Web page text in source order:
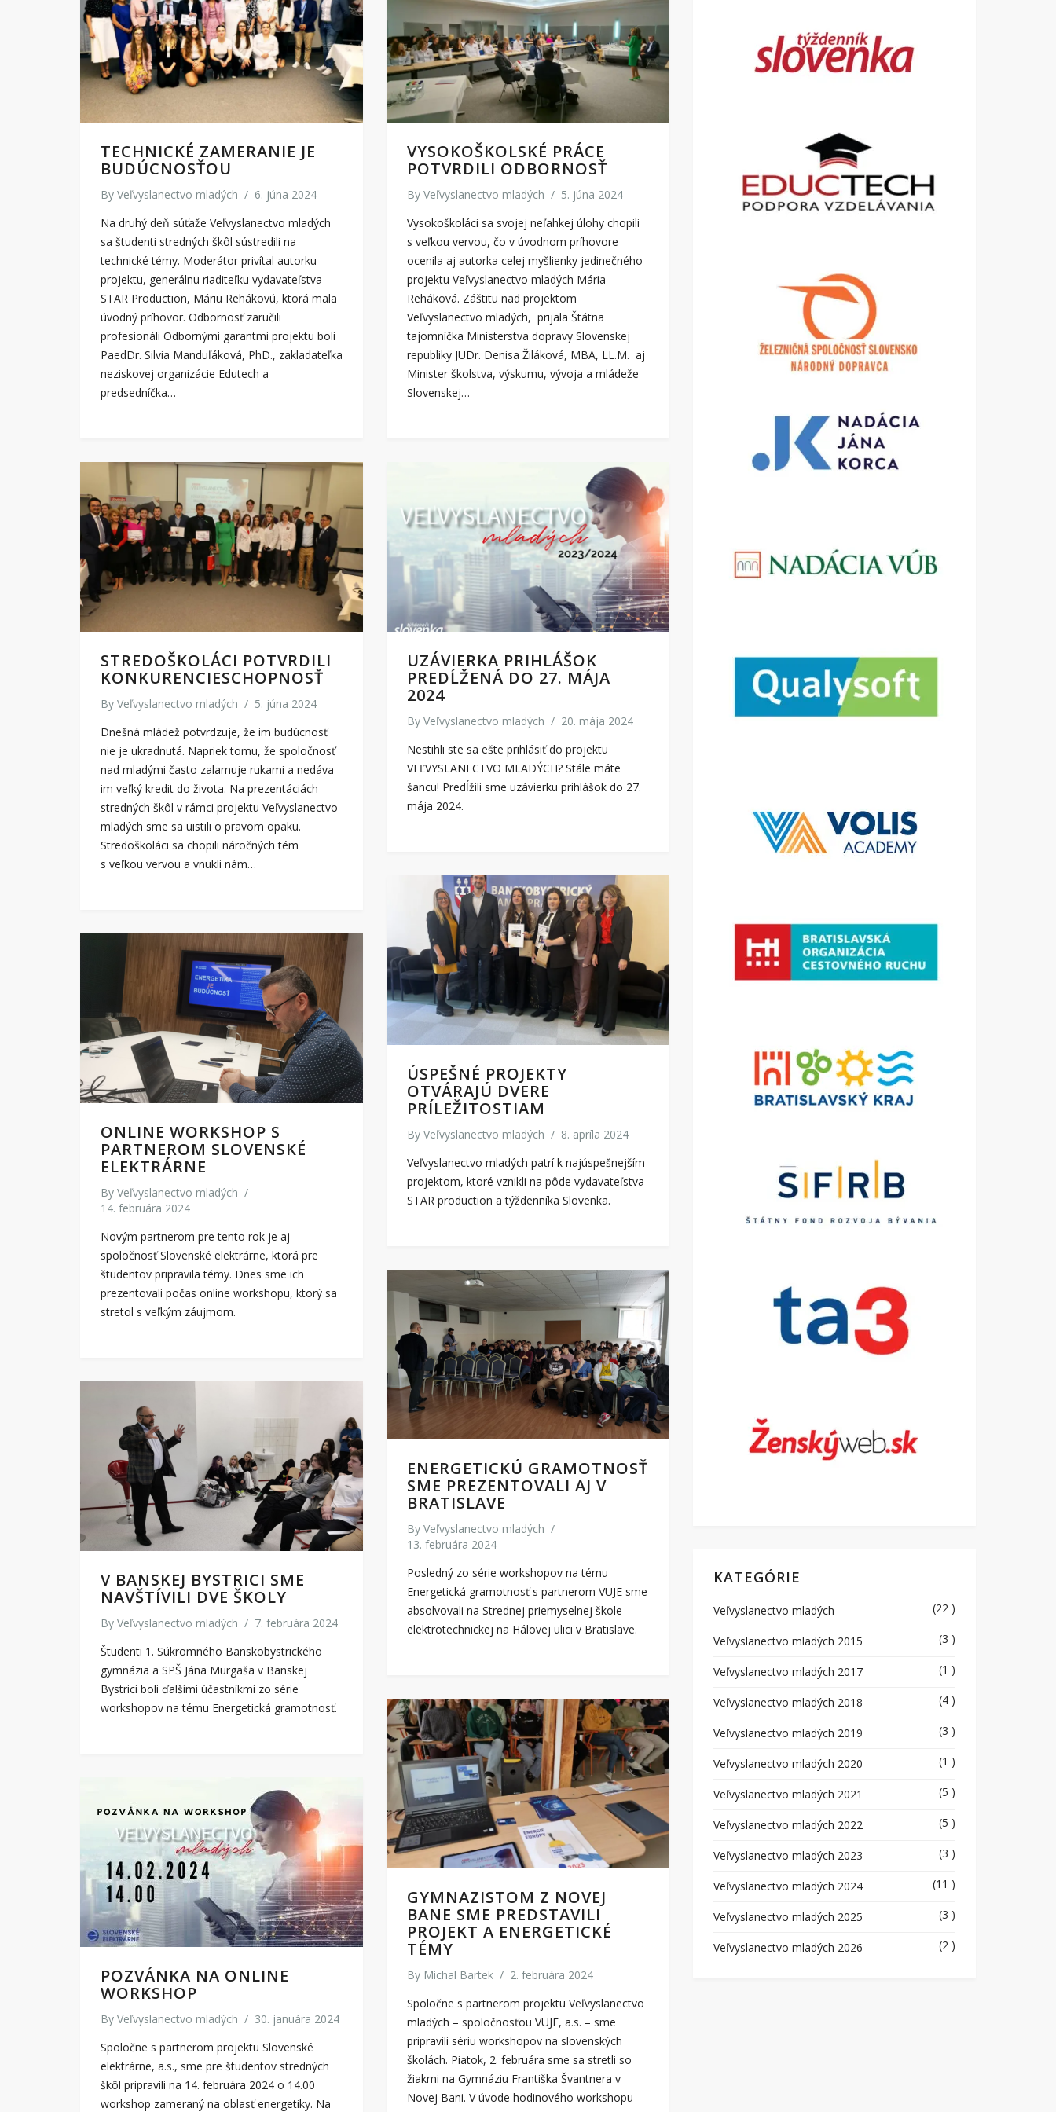
TECHNICKÉ ZAMERANIE JE
BUDÚCNOSŤOU
By Veľvyslanectvo mladých / 6. júna 2024
Na druhý deň súťaže Veľvyslanectvo mladých
sa študenti stredných škôl sústredili na
technické témy. Moderátor privítal autorku
projektu, generálnu riaditeľku vydavateľstva
STAR Production, Máriu Rehákovú, ktorá mala
úvodný príhovor. Odbornosť zaručili
profesionáli Odbornými garantmi projektu boli
PaedDr. Silvia Manduľáková, PhD., zakladateľka
neziskovej organizácie Edutech a
predsedníčka…
VYSOKOŠKOLSKÉ PRÁCE
POTVRDILI ODBORNOSŤ
By Veľvyslanectvo mladých / 5. júna 2024
Vysokoškoláci sa svojej neľahkej úlohy chopili
s veľkou vervou, čo v úvodnom príhovore
ocenila aj autorka celej myšlienky jedinečného
projektu Veľvyslanectvo mladých Mária
Reháková. Záštitu nad projektom
Veľvyslanectvo mladých, prijala Štátna
tajomníčka Ministerstva dopravy Slovenskej
republiky JUDr. Denisa Žiláková, MBA, LL.M. aj
Minister školstva, výskumu, vývoja a mládeže
Slovenskej…
STREDOŠKOLÁCI POTVRDILI
KONKURENCIESCHOPNOSŤ
By Veľvyslanectvo mladých / 5. júna 2024
Dnešná mládež potvrdzuje, že im budúcnosť
nie je ukradnutá. Napriek tomu, že spoločnosť
nad mladými často zalamuje rukami a nedáva
im veľký kredit do života. Na prezentáciách
stredných škôl v rámci projektu Veľvyslanectvo
mladých sme sa uistili o pravom opaku.
Stredoškoláci sa chopili náročných tém
s veľkou vervou a vnukli nám…
UZÁVIERKA PRIHLÁŠOK
PREDĹŽENÁ DO 27. MÁJA
2024
By Veľvyslanectvo mladých / 20. mája 2024
Nestihli ste sa ešte prihlásiť do projektu
VEĽVYSLANECTVO MLADÝCH? Stále máte
šancu! Predĺžili sme uzávierku prihlášok do 27.
mája 2024.
ÚSPEŠNÉ PROJEKTY
OTVÁRAJÚ DVERE
PRÍLEŽITOSTIAM
By Veľvyslanectvo mladých / 8. apríla 2024
Veľvyslanectvo mladých patrí k najúspešnejším
projektom, ktoré vznikli na pôde vydavateľstva
STAR production a týždenníka Slovenka.
ONLINE WORKSHOP S
PARTNEROM SLOVENSKÉ
ELEKTRÁRNE
By Veľvyslanectvo mladých /
14. februára 2024
Novým partnerom pre tento rok je aj
spoločnosť Slovenské elektrárne, ktorá pre
študentov pripravila témy. Dnes sme ich
prezentovali počas online workshopu, ktorý sa
stretol s veľkým záujmom.
ENERGETICKÚ GRAMOTNOSŤ
SME PREZENTOVALI AJ V
BRATISLAVE
By Veľvyslanectvo mladých /
13. februára 2024
Posledný zo série workshopov na tému
Energetická gramotnosť s partnerom VUJE sme
absolvovali na Strednej priemyselnej škole
elektrotechnickej na Hálovej ulici v Bratislave.
V BANSKEJ BYSTRICI SME
NAVŠTÍVILI DVE ŠKOLY
By Veľvyslanectvo mladých / 7. februára 2024
Študenti 1. Súkromného Banskobystrického
gymnázia a SPŠ Jána Murgaša v Banskej
Bystrici boli ďalšími účastníkmi zo série
workshopov na tému Energetická gramotnosť.
GYMNAZISTOM Z NOVEJ
BANE SME PREDSTAVILI
PROJEKT A ENERGETICKÉ
TÉMY
By Michal Bartek / 2. februára 2024
Spoločne s partnerom projektu Veľvyslanectvo
mladých – spoločnosťou VUJE, a.s. – sme
pripravili sériu workshopov na slovenských
školách. Piatok, 2. februára sme sa stretli so
žiakmi na Gymnáziu Františka Švantnera v
Novej Bani. V úvode hodinového workshopu
POZVÁNKA NA ONLINE
WORKSHOP
By Veľvyslanectvo mladých / 30. januára 2024
Spoločne s partnerom projektu Slovenské
elektrárne, a.s., sme pre študentov stredných
škôl pripravili na 14. februára 2024 o 14.00
workshop zameraný na oblasť energetiky. Na
KATEGÓRIE
Veľvyslanectvo mladých (22 )
Veľvyslanectvo mladých 2015 (3 )
Veľvyslanectvo mladých 2017 (1 )
Veľvyslanectvo mladých 2018 (4 )
Veľvyslanectvo mladých 2019 (3 )
Veľvyslanectvo mladých 2020 (1 )
Veľvyslanectvo mladých 2021 (5 )
Veľvyslanectvo mladých 2022 (5 )
Veľvyslanectvo mladých 2023 (3 )
Veľvyslanectvo mladých 2024 (11 )
Veľvyslanectvo mladých 2025 (3 )
Veľvyslanectvo mladých 2026 (2 )